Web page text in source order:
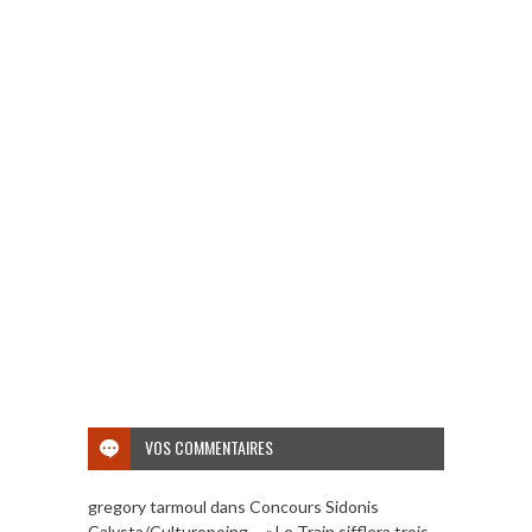
VOS COMMENTAIRES
gregory tarmoul dans Concours Sidonis